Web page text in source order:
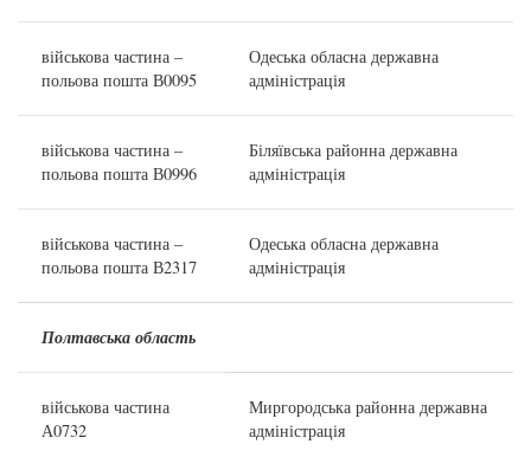
військова частина –
польова пошта В0095
Одеська обласна державна
адміністрація
військова частина –
польова пошта В0996
Біляївська районна державна
адміністрація
військова частина –
польова пошта В2317
Одеська обласна державна
адміністрація
Полтавська область
військова частина
А0732
Миргородська районна державна
адміністрація